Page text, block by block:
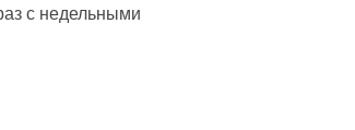
с недельными